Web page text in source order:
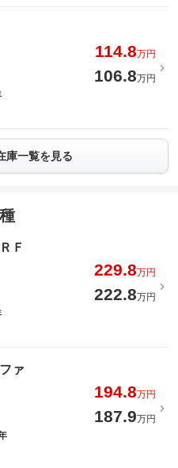
114.8万円
106.8万円
庫一覧を見る
Ｆ
229.8万円
222.8万円
ァ
194.8万円
187.9万円